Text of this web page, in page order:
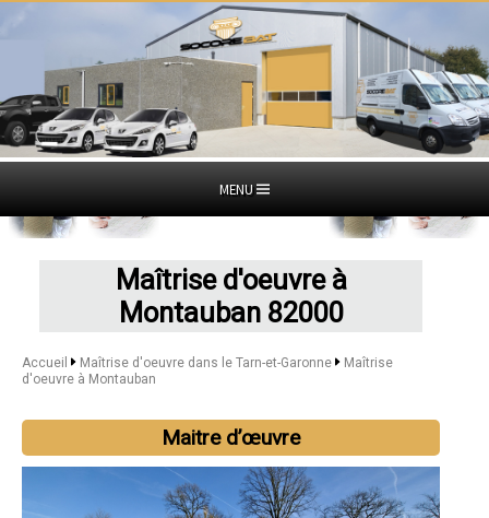
MENU
Maîtrise d'oeuvre à
Montauban 82000
Accueil Maîtrise d'oeuvre dans le Tarn-et-Garonne
Maîtrise
d'oeuvre à Montauban
Maitre d’œuvre